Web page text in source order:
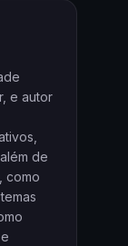
e autor
de
como